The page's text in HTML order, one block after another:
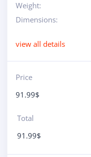
Weight:
Dimensions:
view all details
Price
91.99$
Total
91.99$